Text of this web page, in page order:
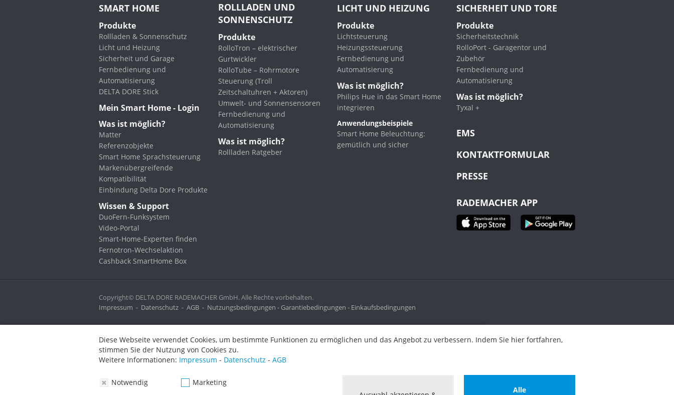
SMART HOME
Produkte
Rollladen & Sonnenschutz
Licht und Heizung
Sicherheit und Garage
Fernbedienung und
Automatisierung
DELTA DORE Stick
Mein Smart Home - Login
Was ist möglich?
Matter
Referenzobjekte
Smart Home Sprachsteuerung
Markenübergreifende
Kompatibilität
Einbindung Delta Dore Produkte
Wissen & Support
DuoFern-Funksystem
Video-Portal
Smart-Home-Experten finden
Fernotron-Wechselaktion
Cashback SmartHome Box
ROLLLADEN UND
SONNENSCHUTZ
Produkte
RolloTron – elektrischer
Gurtwickler
RolloTube – Rohrmotore
Steuerung (Troll
Zeitschaltuhren + Aktoren)
Umwelt- und Sonnensensoren
Fernbedienung und
Automatisierung
Was ist möglich?
Rollladen Ratgeber
LICHT UND HEIZUNG
Produkte
Lichtsteuerung
Heizungssteuerung
Fernbedienung und
Automatisierung
Was ist möglich?
Philips Hue in das Smart Home
integrieren
Anwendungsbeispiele
Smart Home Beleuchtung:
gemütlich und sicher
SICHERHEIT UND TORE
Produkte
Sicherheitstechnik
RolloPort - Garagentor und
Zubehör
Fernbedienung und
Automatisierung
Was ist möglich?
Tyxal +
EMS
KONTAKTFORMULAR
PRESSE
RADEMACHER APP
Copyright© DELTA DORE RADEMACHER GmbH. Alle Rechte vorbehalten.
Impressum - Datenschutz - AGB - Nutzungsbedingungen - Garantiebedingungen - Einkaufsbedingungen
Diese Webseite verwendet Cookies, um bestimmte Funktionen zu ermöglichen und das Angebot zu verbessern. Indem Sie hier fortfahren,
stimmen Sie der Nutzung von Cookies zu.
Weitere Informationen: Impressum - Datenschutz - AGB
Notwendig
Marketing
Alle
Diese Webseite verwendet Cookies, um bestimmte Funktionen zu ermöglichen und das Angebot zu verbessern. Indem Sie hier fortfahren,
stimmen Sie der Nutzung von Cookies zu.
Impressum-Datenschutz- AGB
Marketing